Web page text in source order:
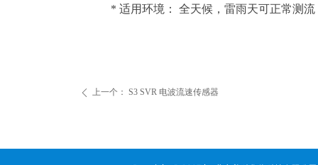
ꄴ 上一个： S3 SVR 电波流速传感器
* 适用环境： 全天候，雷雨天可正常测流